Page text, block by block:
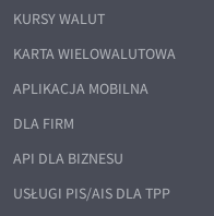
KURSY WALUT
KARTA WIELOWALUTOWA
APLIKACJA MOBILNA
DLA FIRM
API DLA BIZNESU
USŁUGI PIS/AIS DLA TPP